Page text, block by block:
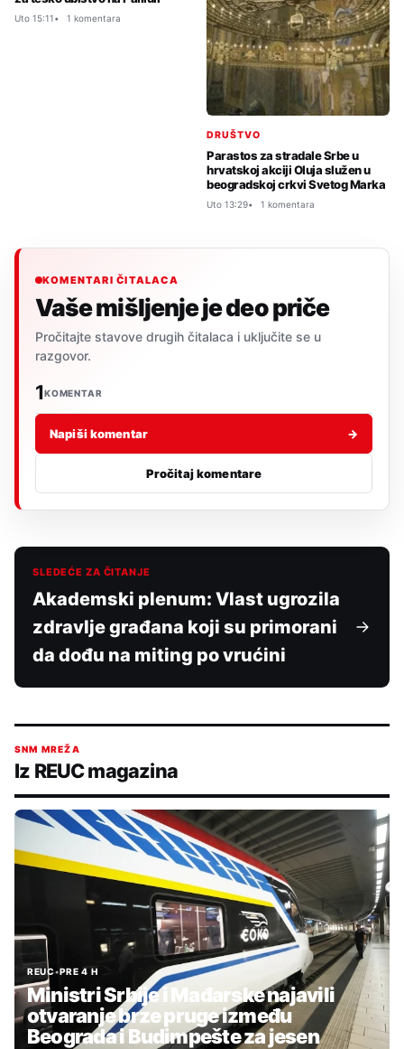
Uto 15:11 1 komentara
DRUŠTVO
Parastos za stradale Srbe u
hrvatskoj akciji Oluja služen u
beogradskoj crkvi Svetog Marka
Uto 13:29 1 komentara
KOMENTARI ČITALACA
Vaše mišljenje je deo priče
Pročitajte stavove drugih čitalaca i uključite se u
razgovor.
1KOMENTAR
Napiši komentar →
Pročitaj komentare
SLEDEĆE ZA ČITANJE
Akademski plenum: Vlast ugrozila
zdravlje građana koji su primorani
da dođu na miting po vrućini
SNM MREŽA
Iz REUC magazina
REUC•PRE 4 H
Ministri Srbije i Mađarske najavili
otvaranje brze pruge između
Beograda i Budimpešte za jesen